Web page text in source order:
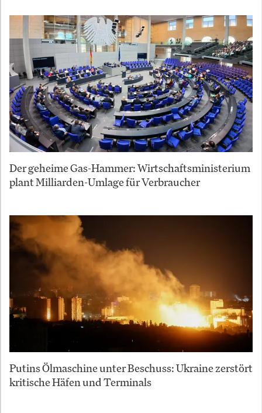
Der geheime Gas-Hammer: Wirtschaftsministerium
plant Milliarden-Umlage für Verbraucher
Putins Ölmaschine unter Beschuss: Ukraine zerstört
kritische Häfen und Terminals